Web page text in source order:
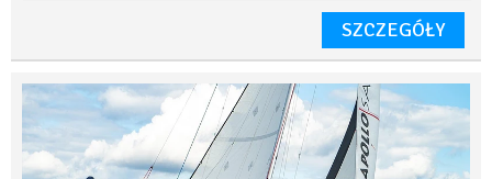
SZCZEGÓŁY